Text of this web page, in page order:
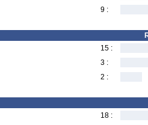
9 :
15 :
3 :
2 :
18 :